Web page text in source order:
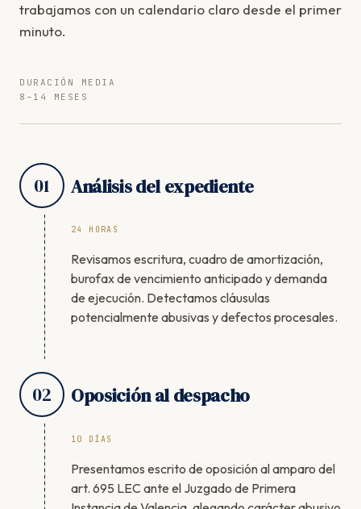
trabajamos con un calendario claro desde el primer
minuto.
DURACIÓN MEDIA
8–14 MESES
01 Análisis del expediente
24 HORAS
Revisamos escritura, cuadro de amortización,
burofax de vencimiento anticipado y demanda
de ejecución. Detectamos cláusulas
potencialmente abusivas y defectos procesales.
02 Oposición al despacho
10 DÍAS
Presentamos escrito de oposición al amparo del
art. 695 LEC ante el Juzgado de Primera